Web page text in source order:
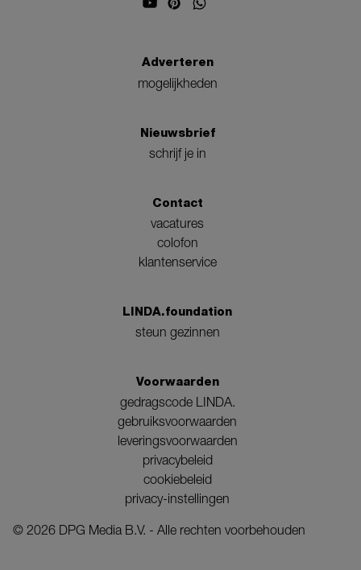
Adverteren
mogelijkheden
Nieuwsbrief
schrijf je in
Contact
vacatures
colofon
klantenservice
LINDA.foundation
steun gezinnen
Voorwaarden
gedragscode LINDA.
gebruiksvoorwaarden
leveringsvoorwaarden
privacybeleid
cookiebeleid
privacy-instellingen
© 2026 DPG Media B.V. - Alle rechten voorbehouden